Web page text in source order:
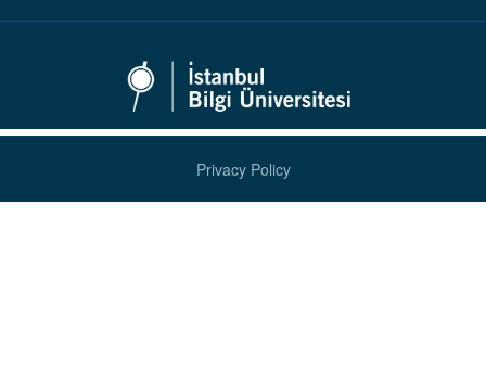
Privacy Policy